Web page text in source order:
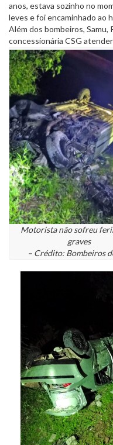
anos, estava sozinho no
leves e foi encaminhado ao
Além dos bombeiros, Samu,
concessionária CSG
Motorista não sofreu
graves
– Crédito: Bombeiros